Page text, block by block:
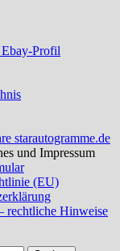
Profil
starautogramme.de
und Impressum
(EU)
rechtliche Hinweise